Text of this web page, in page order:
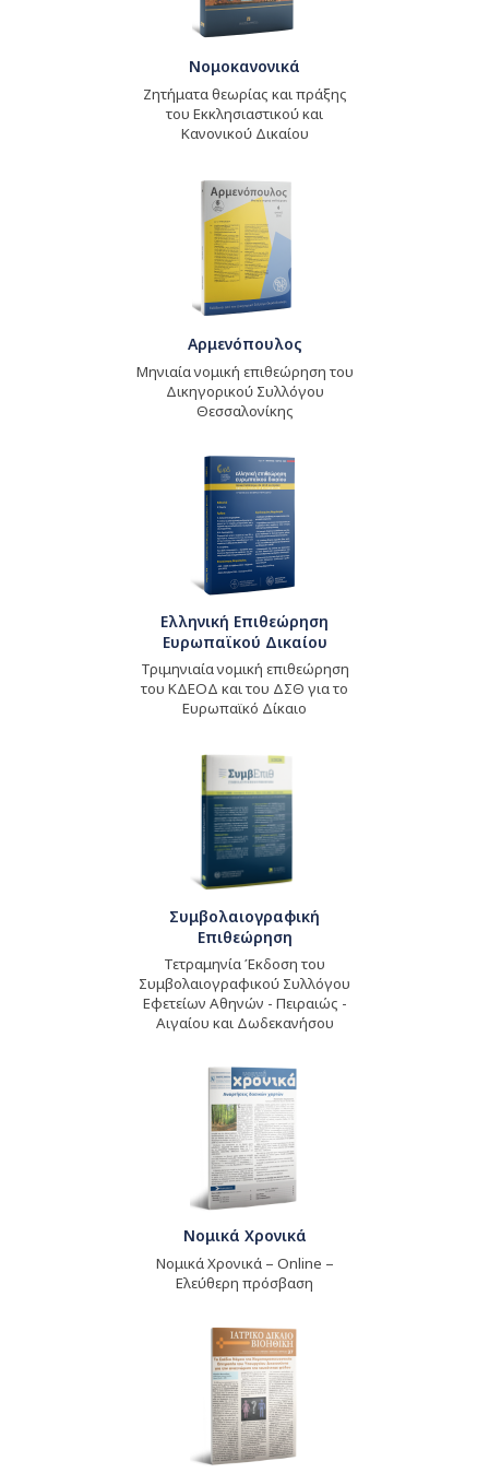
Νομοκανονικά
Ζητήματα θεωρίας και πράξης
του Εκκλησιαστικού και
Κανονικού Δικαίου
Αρμενόπουλος
Μηνιαία νομική επιθεώρηση του
Δικηγορικού Συλλόγου
Θεσσαλονίκης
Ελληνική Επιθεώρηση
Ευρωπαϊκού Δικαίου
Τριμηνιαία νομική επιθεώρηση
του ΚΔΕΟΔ και του ΔΣΘ για το
Ευρωπαϊκό Δίκαιο
Συμβολαιογραφική
Επιθεώρηση
Τετραμηνία Έκδοση του
Συμβολαιογραφικού Συλλόγου
Εφετείων Αθηνών - Πειραιώς -
Αιγαίου και Δωδεκανήσου
Νομικά Χρονικά
Νομικά Χρονικά – Online –
Ελεύθερη πρόσβαση